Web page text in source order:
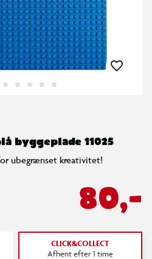
byggeplade 11025
ubegrænset kreativitet!
80,-
CLICK&COLLECT
Afhent efter 1 time